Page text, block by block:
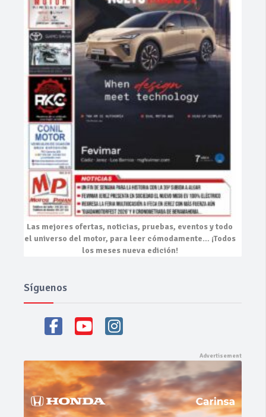
Las mejores ofertas, noticias, pruebas, eventosy todo
el universo del motor, para leer cómodamente… ¡Todos
los meses nueva edición!
Síguenos